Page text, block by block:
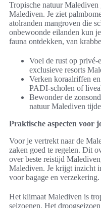
Tropische natuur Malediven
Malediven. Je ziet
atolranden mangroven die
onbewoonde eilanden kun
fauna ontdekken, van
Voel de rust op privé-
exclusieve resorts
Verken koraalriffen
PADI-scholen of
Bewonder de
natuur Malediven
Praktische aspecten voor
Voor je vertrekt naar de
zaken goed te regelen. Dit
over beste reistijd
Malediven. Je krijgt inzicht
voor bagage en verzekering.
Het klimaat Malediven is
seizoenen. Het